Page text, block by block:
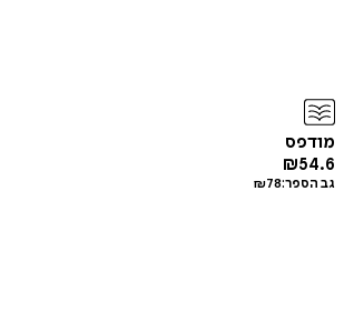
מודפס
₪54.6
גב הספר: ₪78